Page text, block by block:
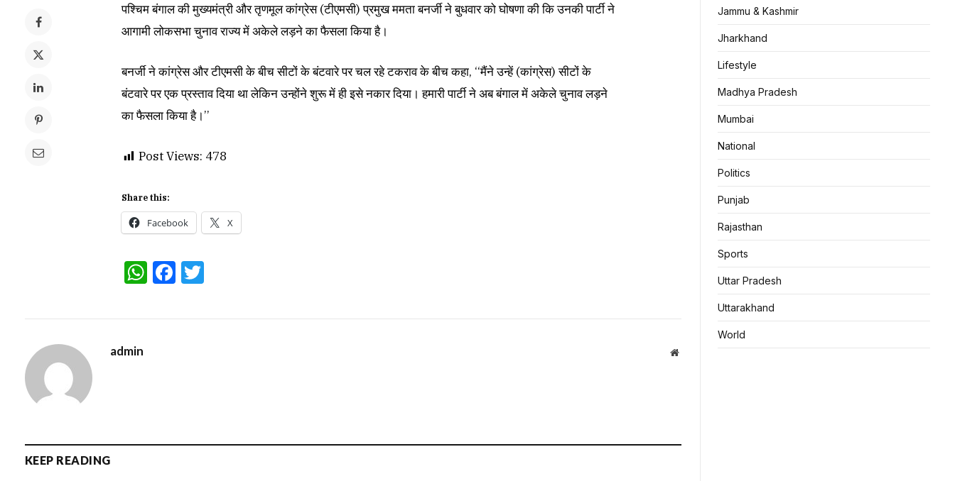
पश्चिम बंगाल की मुख्यमंत्री और तृणमूल कांग्रेस (टीएमसी) प्रमुख ममता बनर्जी ने बुधवार को घोषणा की कि उनकी पार्टी ने
आगामी लोकसभा चुनाव राज्य में अकेले लड़ने का फैसला किया है।
बनर्जी ने कांग्रेस और टीएमसी के बीच सीटों के बंटवारे पर चल रहे टकराव के बीच कहा, ‘‘मैंने उन्हें (कांग्रेस) सीटों के
बंटवारे पर एक प्रस्ताव दिया था लेकिन उन्होंने शुरू में ही इसे नकार दिया। हमारी पार्टी ने अब बंगाल में अकेले चुनाव लड़ने
का फैसला किया है।’’
Post Views: 478
Share this:
Facebook X
WhatsApp
Facebook
admin Website
KEEP READING
Jammu & Kashmir
Jharkhand
Lifestyle
Madhya Pradesh
Mumbai
National
Politics
Punjab
Rajasthan
Sports
Uttar Pradesh
Uttarakhand
World